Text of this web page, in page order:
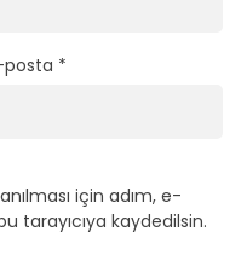
posta *
için adım, e-
tarayıcıya kaydedilsin.